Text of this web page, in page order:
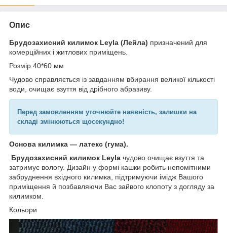
Опис
Брудозахисний килимок Leyla (Лейла) призначений для
комерційних і житлових приміщень.
Розмір 40*60 мм
Чудово справляється із завданням вбирання великої кількості
води, очищає взуття від дрібного абразиву.
Перед замовленням уточнюйте наявність, залишки на
складі змінюються щосекундно!
Основа килимка — латекс (гума).
Брудозахисний килимок Leyla чудово очищає взуття та
затримує вологу. Дизайн у формі кашки робить непомітними
забруднення вхідного килимка, підтримуючи імідж Вашого
приміщення й позбавляючи Вас зайвого клопоту з догляду за
килимком.
Кольори